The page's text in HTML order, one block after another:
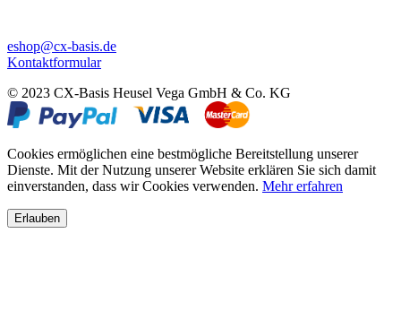
eshop@cx-basis.de
Kontaktformular
© 2023 CX-Basis Heusel Vega GmbH & Co. KG
Cookies ermöglichen eine bestmögliche Bereitstellung unserer
Dienste. Mit der Nutzung unserer Website erklären Sie sich damit
einverstanden, dass wir Cookies verwenden. Mehr erfahren
Erlauben